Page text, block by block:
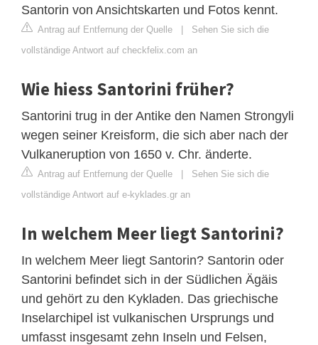
Santorin von Ansichtskarten und Fotos kennt.
Antrag auf Entfernung der Quelle | Sehen Sie sich die
vollständige Antwort auf checkfelix.com an
Wie hiess Santorini früher?
Santorini trug in der Antike den Namen Strongyli
wegen seiner Kreisform, die sich aber nach der
Vulkaneruption von 1650 v. Chr. änderte.
Antrag auf Entfernung der Quelle | Sehen Sie sich die
vollständige Antwort auf e-kyklades.gr an
In welchem Meer liegt Santorini?
In welchem Meer liegt Santorin? Santorin oder
Santorini befindet sich in der Südlichen Ägäis
und gehört zu den Kykladen. Das griechische
Inselarchipel ist vulkanischen Ursprungs und
umfasst insgesamt zehn Inseln und Felsen,